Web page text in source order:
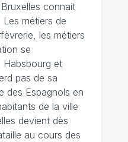
connait
métiers de
les métiers
se
Habsbourg et
pas de sa
des Espagnols en
de la ville
devient dès
au cours des